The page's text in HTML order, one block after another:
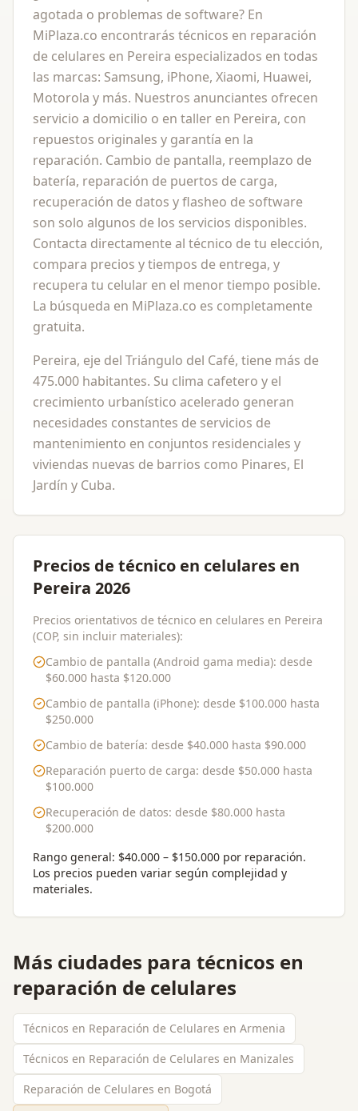
agotada o problemas de software? En
MiPlaza.co encontrarás técnicos en reparación
de celulares en Pereira especializados en todas
las marcas: Samsung, iPhone, Xiaomi, Huawei,
Motorola y más. Nuestros anunciantes ofrecen
servicio a domicilio o en taller en Pereira, con
repuestos originales y garantía en la
reparación. Cambio de pantalla, reemplazo de
batería, reparación de puertos de carga,
recuperación de datos y flasheo de software
son solo algunos de los servicios disponibles.
Contacta directamente al técnico de tu elección,
compara precios y tiempos de entrega, y
recupera tu celular en el menor tiempo posible.
La búsqueda en MiPlaza.co es completamente
gratuita.
Pereira, eje del Triángulo del Café, tiene más de
475.000 habitantes. Su clima cafetero y el
crecimiento urbanístico acelerado generan
necesidades constantes de servicios de
mantenimiento en conjuntos residenciales y
viviendas nuevas de barrios como Pinares, El
Jardín y Cuba.
Precios de técnico en celulares en
Pereira 2026
Precios orientativos de técnico en celulares en Pereira
(COP, sin incluir materiales):
Cambio de pantalla (Android gama media): desde
$60.000 hasta $120.000
Cambio de pantalla (iPhone): desde $100.000 hasta
$250.000
Cambio de batería: desde $40.000 hasta $90.000
Reparación puerto de carga: desde $50.000 hasta
$100.000
Recuperación de datos: desde $80.000 hasta
$200.000
Rango general: $40.000 – $150.000 por reparación.
Los precios pueden variar según complejidad y
materiales.
Más ciudades para técnicos en
reparación de celulares
Técnicos en Reparación de Celulares en Armenia
Técnicos en Reparación de Celulares en Manizales
Reparación de Celulares en Bogotá